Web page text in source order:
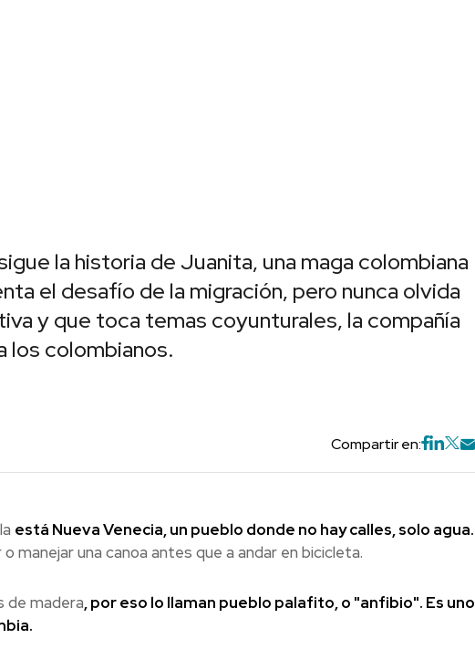
la historia de Juanita, una maga colombiana
el desafío de la migración, pero nunca olvida
y que toca temas coyunturales, la compañía
los colombianos.
Compartir en:
está Nueva Venecia, un pueblo donde no hay calles, solo agua.
manejar una canoa antes que a andar en bicicleta.
de madera, por eso lo llaman pueblo palafito, o "anfibio". Es uno